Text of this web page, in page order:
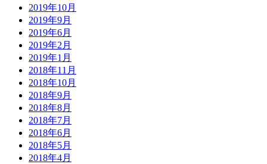
2019年10月
2019年9月
2019年6月
2019年2月
2019年1月
2018年11月
2018年10月
2018年9月
2018年8月
2018年7月
2018年6月
2018年5月
2018年4月